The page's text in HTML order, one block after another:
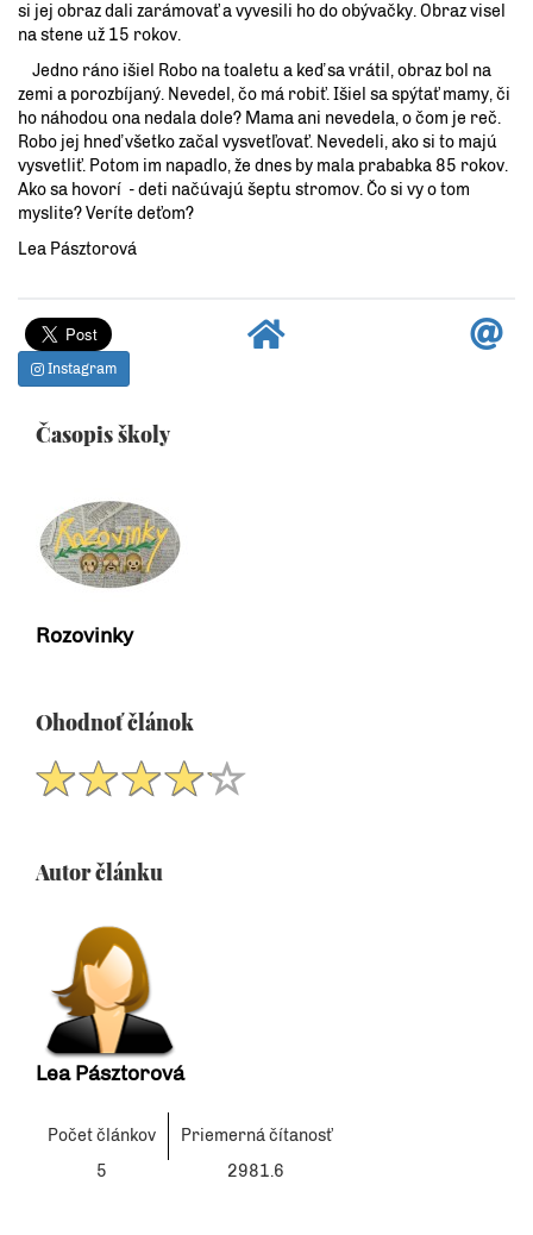
si jej obraz dali zarámovať a vyvesili ho do obývačky. Obraz visel
na stene už 15 rokov.
Jedno ráno išiel Robo na toaletu a keď sa vrátil, obraz bol na
zemi a porozbíjaný. Nevedel, čo má robiť. Išiel sa spýtať mamy, či
ho náhodou ona nedala dole? Mama ani nevedela, o čom je reč.
Robo jej hneď všetko začal vysvetľovať. Nevedeli, ako si to majú
vysvetliť. Potom im napadlo, že dnes by mala prababka 85 rokov.
Ako sa hovorí - deti načúvajú šeptu stromov. Čo si vy o tom
myslite? Veríte deťom?
Lea Pásztorová
Instagram
Časopis školy
Rozovinky
Ohodnoť článok
Autor článku
Lea Pásztorová
Počet článkov
Priemerná čítanosť
5
2981.6